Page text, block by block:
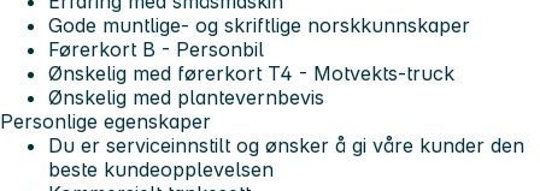
Gode muntlige- og skriftlige norskkunnskaper
Førerkort B - Personbil
Ønskelig med førerkort T4 - Motvekts-truck
Ønskelig med plantevernbevis
Personlige egenskaper
Du er serviceinnstilt og ønsker å gi våre kunder den
beste kundeopplevelsen